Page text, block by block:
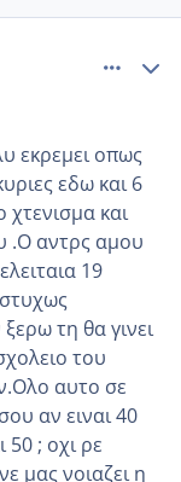
εκρεμει οπως
εδω και 6
χτενισμα και
.Ο αντρς αμου
19
τη θα γινει
του
αυτο σε
αν ειναι 40
50 ; οχι ρε
μας νοιαζει η